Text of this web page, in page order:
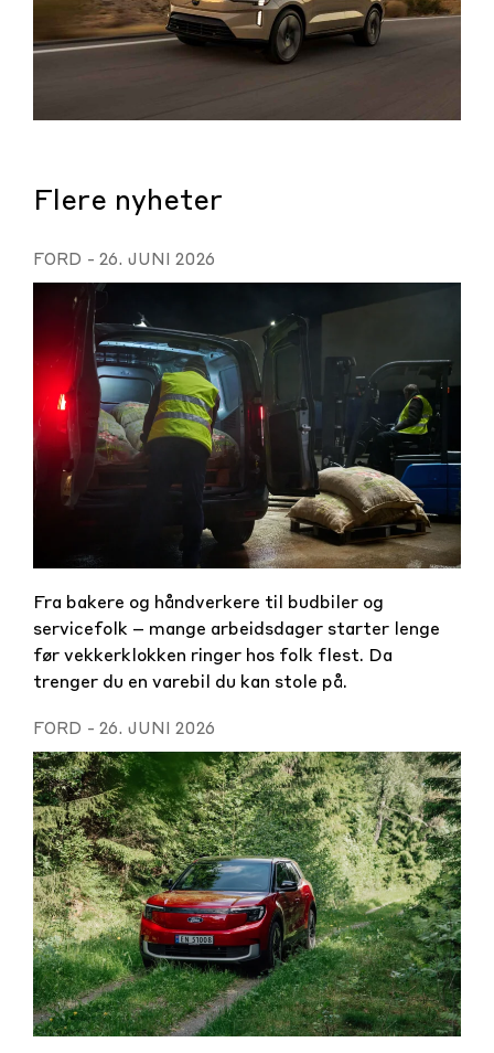
Flere nyheter
FORD - 26. JUNI 2026
Fra bakere og håndverkere til budbiler og
servicefolk – mange arbeidsdager starter lenge
før vekkerklokken ringer hos folk flest. Da
trenger du en varebil du kan stole på.
FORD - 26. JUNI 2026